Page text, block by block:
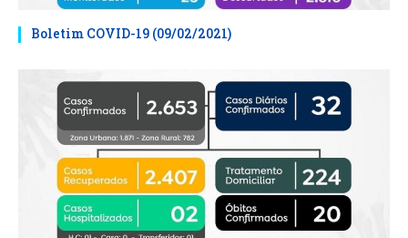
Boletim COVID-19 (09/02/2021)